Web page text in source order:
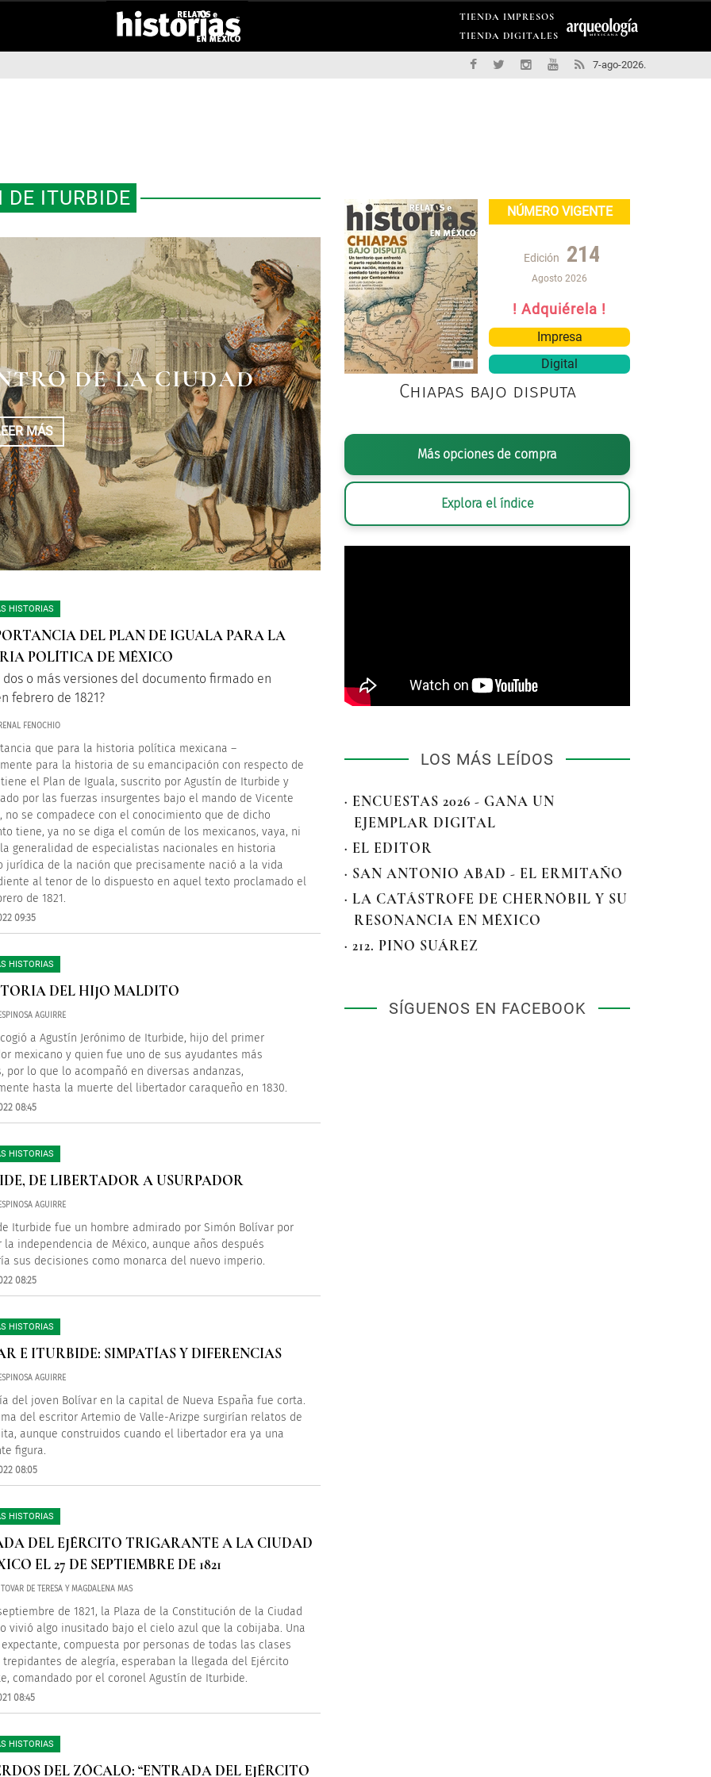
TIENDA IMPRESOS
TIENDA DIGITALES
7-ago-2026.
DE ITURBIDE
DE LA CIUDAD
MÁS
LOS CHILES EN
MÁS
Y EL ACTA DE
MÁS
HISTORIAS
DEL PLAN DE IGUALA PARA LA
POLÍTICA DE MÉXICO
dos o más versiones del documento firmado en
febrero de 1821?
FENOCHIO
que para la historia política mexicana –
para la historia de su emancipación con respecto de
tiene el Plan de Iguala, suscrito por Agustín de Iturbide y
por las fuerzas insurgentes bajo el mando de Vicente
no se compadece con el conocimiento que de dicho
tiene, ya no se diga el común de los mexicanos, vaya, ni
generalidad de especialistas nacionales en historia
jurídica de la nación que precisamente nació a la vida
al tenor de lo dispuesto en aquel texto proclamado el
de 1821.
09:35
HISTORIAS
DEL HIJO MALDITO
AGUIRRE
a Agustín Jerónimo de Iturbide, hijo del primer
mexicano y quien fue uno de sus ayudantes más
por lo que lo acompañó en diversas andanzas,
hasta la muerte del libertador caraqueño en 1830.
08:45
HISTORIAS
DE LIBERTADOR A USURPADOR
AGUIRRE
Iturbide fue un hombre admirado por Simón Bolívar por
la independencia de México, aunque años después
sus decisiones como monarca del nuevo imperio.
08:25
HISTORIAS
E ITURBIDE: SIMPATÍAS Y DIFERENCIAS
AGUIRRE
del joven Bolívar en la capital de Nueva España fue corta.
del escritor Artemio de Valle-Arizpe surgirían relatos de
aunque construidos cuando el libertador era ya una
figura.
08:05
HISTORIAS
DEL EJÉRCITO TRIGARANTE A LA CIUDAD
EL 27 DE SEPTIEMBRE DE 1821
DE TERESA Y MAGDALENA MAS
de 1821, la Plaza de la Constitución de la Ciudad
vivió algo inusitado bajo el cielo azul que la cobijaba. Una
compuesta por personas de todas las clases
trepidantes de alegría, esperaban la llegada del Ejército
comandado por el coronel Agustín de Iturbide.
08:45
HISTORIAS
DEL ZÓCALO: “ENTRADA DEL EJÉRCITO
NÚMERO VIGENTE
Edición 214
Agosto 2026
! Adquiérela !
Impresa
Digital
Chiapas bajo disputa
Más opciones de compra
Explora el índice
LOS MÁS LEÍDOS
· ENCUESTAS 2026 - GANA UN
EJEMPLAR DIGITAL
· EL EDITOR
· SAN ANTONIO ABAD - EL ERMITAÑO
· LA CATÁSTROFE DE CHERNÓBIL Y SU
RESONANCIA EN MÉXICO
· 212. PINO SUÁREZ
SÍGUENOS EN FACEBOOK